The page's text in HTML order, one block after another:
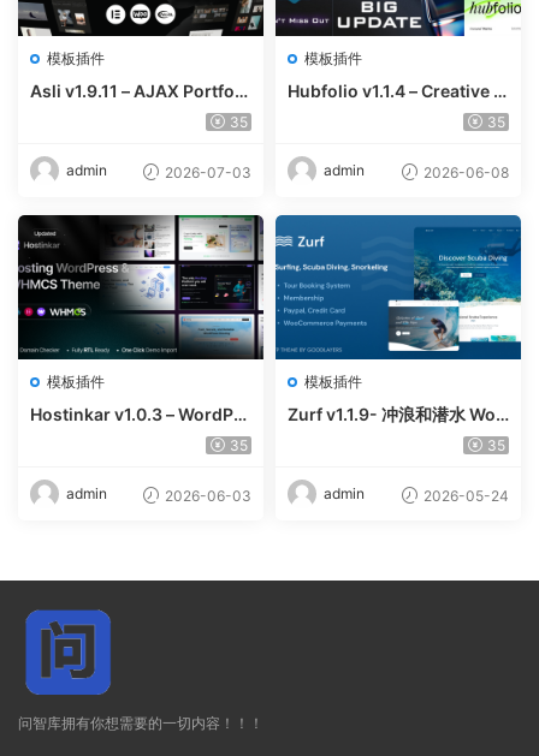
模板插件
Asli v1.9.11 – AJAX Portfoli
o Elementor WordPress Th
35
admin 2026-07-03
模板插件
Hubfolio v1.1.4 – Creative P
ortfolio & Digital Agency W
e
35
admin 2026-06-08
模板插件
Hostinkar v1.0.3 – WordPre
35
admin 2026-06-03
模板插件
Zurf v1.1.9- 冲浪和潜水 Wor
35
admin 2026-05-24
问智库拥有你想需要的一切内容！！！